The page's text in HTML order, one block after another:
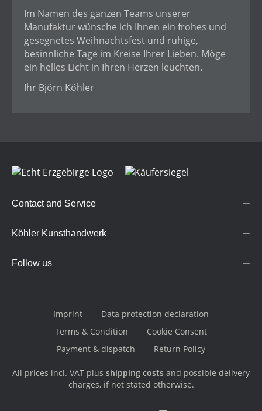
Im Namen des ganzen Teams unserer
Manufaktur wünsche ich Ihnen ein frohes und
gesegnetes Weihnachtsfest und ruhige,
besinnliche Tage im Kreise Ihrer Lieben. Möge
ein helles Licht in Ihren Herzen leuchten.
Ihr Björn Köhler
Contact and Service
Köhler Kunsthandwerk
Follow us
Imprint
Data protection declaration
Terms & Condition
Cookie Consent
Payment & dispatch
Return Policy
All prices incl. VAT plus shipping costs and possible delivery
charges, if not stated otherwise.